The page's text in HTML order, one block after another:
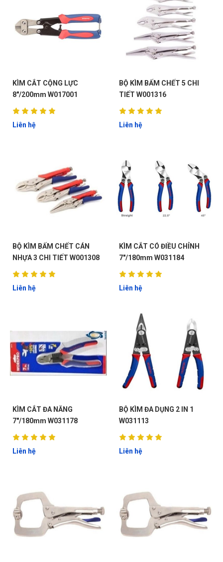
KÌM CẮT CỘNG LỰC
8"/200mm W017001
Liên hệ
BỘ KÌM BẤM CHẾT 5 CHI
TIẾT W001316
Liên hệ
BỘ KÌM BẤM CHẾT CÁN
NHỰA 3 CHI TIẾT W001308
Liên hệ
KÌM CẮT CÓ ĐIỀU CHỈNH
7"/180mm W031184
Liên hệ
KÌM CẮT ĐA NĂNG
7"/180mm W031178
Liên hệ
BỘ KÌM ĐA DỤNG 2 IN 1
W031113
Liên hệ